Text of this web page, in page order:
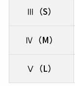
Ⅲ（S）
Ⅳ（M）
Ⅴ（L）